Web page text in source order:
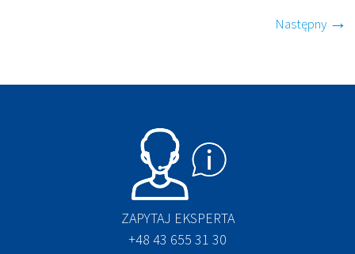
Następny
ZAPYTAJ EKSPERTA
+48 43 655 31 30